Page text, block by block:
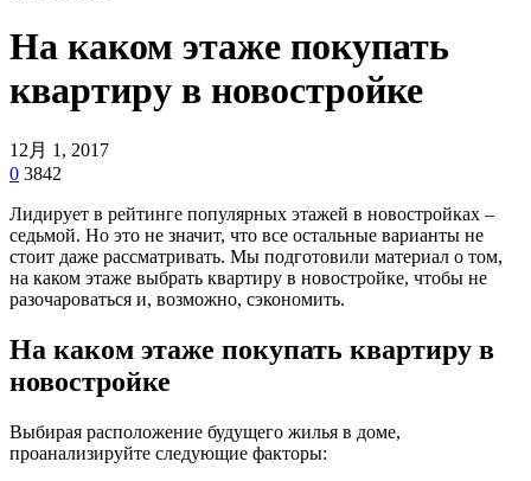
На каком этаже покупать
квартиру в новостройке
12月 1, 2017
0 3842
Лидирует в рейтинге популярных этажей в новостройках –
седьмой. Но это не значит, что все остальные варианты не
стоит даже рассматривать. Мы подготовили материал о том,
на каком этаже выбрать квартиру в новостройке, чтобы не
разочароваться и, возможно, сэкономить.
На каком этаже покупать квартиру в
новостройке
Выбирая расположение будущего жилья в доме,
проанализируйте следующие факторы: